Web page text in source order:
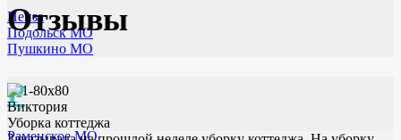
Пенза
Подольск МО
Пушкино МО
Р
Раменское МО
Отзывы
Виктория
Уборка коттеджа